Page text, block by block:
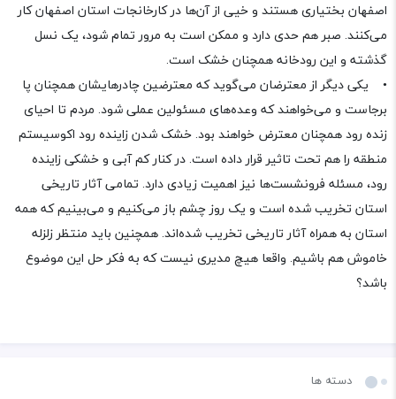
اصفهان بختیاری هستند و خیی از آن‌ها در کارخانجات استان اصفهان کار
می‌کنند. صبر هم حدی دارد و ممکن است به مرور تمام شود، یک نسل
گذشته و این رودخانه همچنان خشک است.
• یکی دیگر از معترضان می‌گوید که معترضین چادرهایشان همچنان پا
برجاست و می‌خواهند که وعده‌های مسئولین عملی شود. مردم تا احیای
زنده رود همچنان معترض خواهند بود. خشک شدن زاینده رود اکوسیستم
منطقه را هم تحت تاثیر قرار داده است. در کنار کم آبی و خشکی زاینده
رود، مسئله فرونشست‌ها نیز اهمیت زیادی دارد. تمامی آثار تاریخی
استان تخریب شده است و یک روز چشم باز می‌کنیم و می‌بینیم که همه
استان به همراه آثار تاریخی تخریب شده‌اند. همچنین باید منتظر زلزله
خاموش هم باشیم. واقعا هیچ مدیری نیست که به فکر حل این موضوع
باشد؟
دسته ها